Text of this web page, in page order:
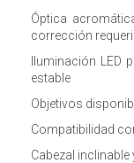
Óptica
corrección
Iluminación
estable
Objetivos
Compatibilidad
Cabezal